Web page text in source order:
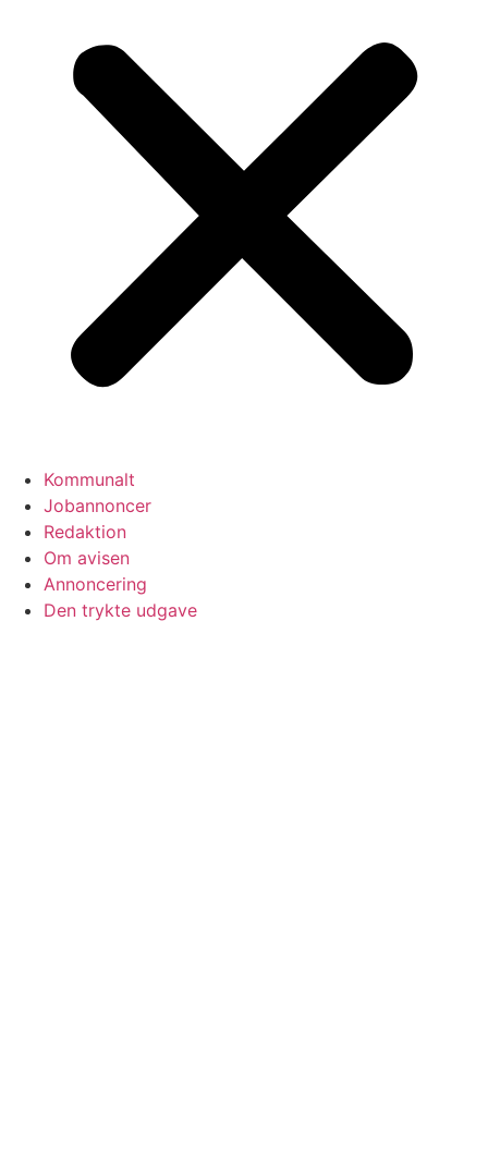
Kommunalt
Jobannoncer
Redaktion
Om avisen
Annoncering
Den trykte udgave